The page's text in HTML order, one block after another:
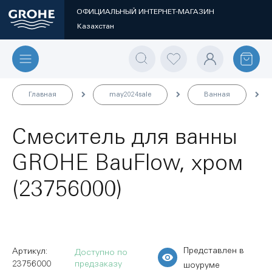
ОФИЦИАЛЬНЫЙ ИНТЕРНЕТ-МАГАЗИН
Казахстан
Главная may2024sale Ванная
Смеситель для ванны
GROHE BauFlow, хром
(23756000)
Представлен в
шоуруме
Доступно по
предзаказу
23756000